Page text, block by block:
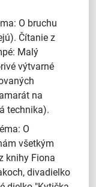
O bruchu
Čítanie z
Malý
výtvarné
na
technika).
O
všetkým
knihy Fiona
divadielko